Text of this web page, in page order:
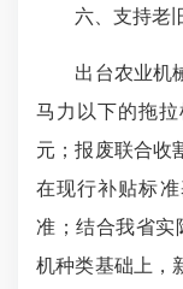
六、支持老旧
出台农业机械
马力以下的拖
元；报废联合收
在现行补贴标
准；结合我省实
机种类基础上，